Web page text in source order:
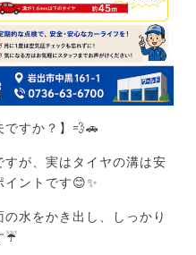
ですか？】💨🚗
が、実はタイヤの溝は安
ントです😊✨
水をかき出し、しっかり
☔️